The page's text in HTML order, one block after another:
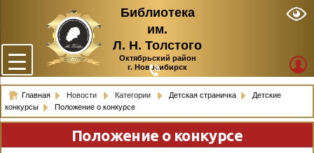
Библиотека
им.
Л. Н. Толстого
Октябрьский район
г. Новосибирск
Главная Новости Категории Детская страничка
Детские
конкурсы
Положение о конкурсе
Положение о конкурсе